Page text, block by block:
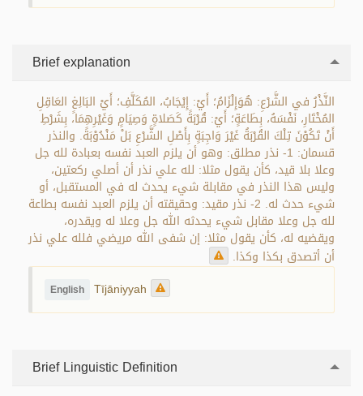
Brief explanation
النَّذْرُ في الشَّرْعِ: هُوَإِلْزَامُ؛ أَيْ: إِيْجَابُ، المُكَلَّفِ؛ أَيْ البَالِغٍ العَاقِلِ
المُخْتَارِ، نَفْسَهُ، بِطَاعَةٍ؛ أَيْ: قُرْبَةً كَصَلاةٍ وَصِيَامٍ وَغَيْرِهِمَا، بِشَرْطِ
أَنْ تَكُوْنَ تِلْكَ القُرْبَةُ غَيْرَ وَاجِبَةٍ بِأَصْلِ الشَّرْعِ بَلْ مَنْدُوْبَةً. والنذر
قسمان: 1- نذر مطلق: وهو أن يلزم العبد نفسه بعبادة لله جل
وعلا بلا قيد، كأن يقول مثلا: لله علي نذر أن أصلي ركعتين،
وليس هذا النذر في مقابلة شيء يحدث له في المستقبل، أو
شيء حدث له. 2- نذر مقيد: وحقيقته أن يلزم العبد نفسه بطاعة
لله جل وعلا مقابل شيء يحدثه الله جل وعلا له ويقدره،
ويقضيه له، كأن يقول مثلا: إن شفى الله مريضي فلله علي نذر
أن أتصدق بكذا وكذا.
English Tījāniyyah
Brief Linguistic Definition